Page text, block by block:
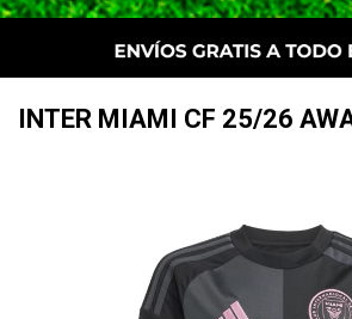
INTER MIAMI CF 25/26